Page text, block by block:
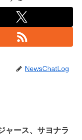
NewsChatLog
ャース、サヨナラ